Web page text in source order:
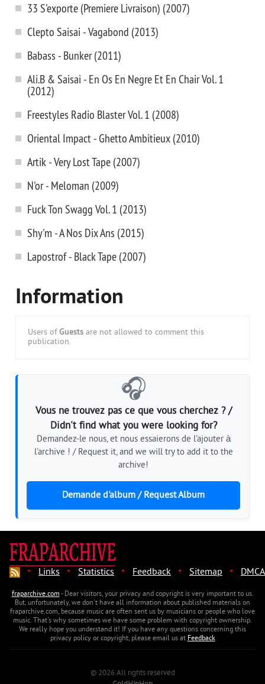
33 S'exporte (Premiere Livraison) (2007)
Clepto Saisai - Vagabond (2013)
Babass - Bunker (2011)
Ali.B & Saisai - En Os En Negre Et En Chair Vol. 1
(2012)
Freestyles Radio Blaster Vol. 1 (2008)
Oriental Impact - Ghetto Ambitieux (2010)
Artik - Very Lost Tape (2007)
N'or - Meloman (2009)
Fuck Ton Swagg Vol. 1 (2013)
Shy'm - A Nos Dix Ans (2015)
Lapostrof - Black Tape (2007)
Information
Users of Guests are not allowed to comment this
publication.
🎧
Vous ne trouvez pas ce que vous cherchez ? /
Didn't find what you were looking for?
Demandez-le nous, et nous essaierons de l'ajouter à
l'archive ! / Request it, and we will try to add it to the
archive!
Demande d'album / Request Album
· Links · Statistics · Feedback · Sitemap · DMCA
fraparchive.com- Dear visitors, your privacy and copyright is very important to us.
But, unfortunately, we don't have all information about published materials on
fraparchive.com, because music are often sent us by musicians or people who love
music. That's why sometimes we have some problem with copyright ownership.
We really hope you understand it! If you have any questions concerning this
privacy policy or copyright, please email us atFeedback
© 2026 All rights reserved